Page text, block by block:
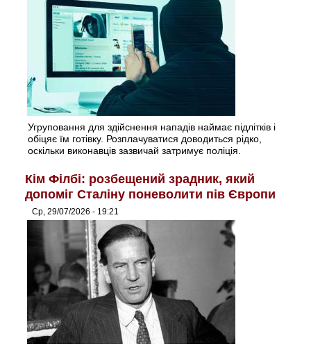
Угруповання для здійснення нападів наймає підлітків і
обіцяє їм готівку. Розплачуватися доводиться рідко,
оскільки виконавців зазвичай затримує поліція.
Кім Філбі: розбещений зрадник, який
допоміг Сталіну поневолити пів Європи
Ср, 29/07/2026 - 19:21